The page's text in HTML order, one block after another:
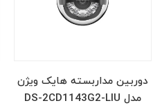
دوربین مداربسته هایک ویژن
مدل DS-2CD1143G2-LIU